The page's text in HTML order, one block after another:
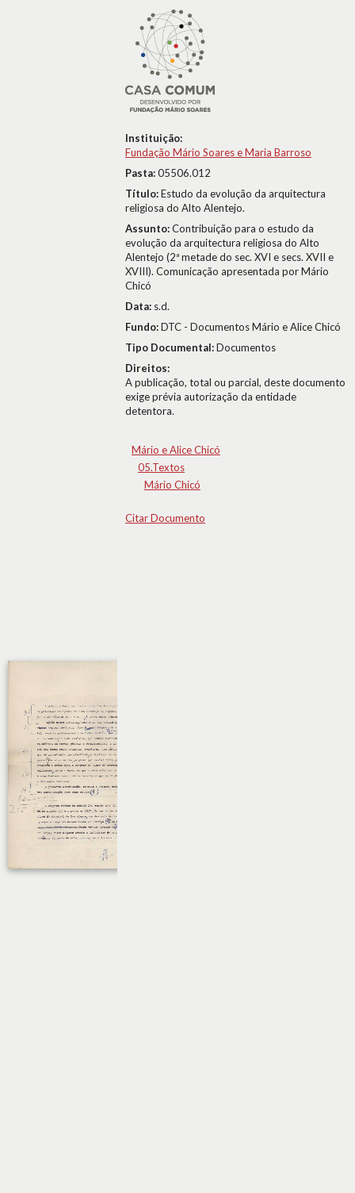
Instituição:
Fundação Mário Soares e Maria Barroso
Pasta:05506.012
Título:Estudo da evolução da arquitectura
religiosa do Alto Alentejo.
Assunto:Contribuição para o estudo da
evolução da arquitectura religiosa do Alto
Alentejo (2ª metade do sec. XVI e secs. XVII e
XVIII). Comunicação apresentada por Mário
Chicó
Data: s.d.
Fundo:DTC - Documentos Mário e Alice Chicó
Tipo Documental:Documentos
Direitos:
A publicação, total ou parcial, deste documento
exige prévia autorização da entidade
detentora.
Mário e Alice Chicó
05.Textos
Mário Chicó
Citar Documento